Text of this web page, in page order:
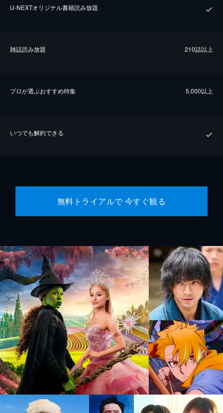
U-NEXTオリジナル書籍読み放題
雑誌読み放題 210誌以上
プロが選ぶおすすめ特集 5,000以上
いつでも解約できる
無料トライアルで 今すぐ観る